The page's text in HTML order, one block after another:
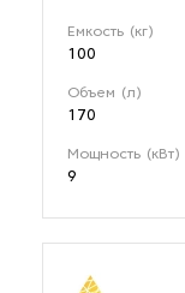
Емкость (кг)
100
Объем (л)
170
Мощность (кВт)
9